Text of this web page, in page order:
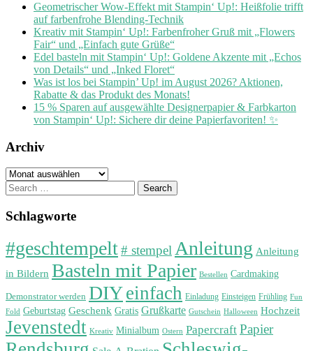
Geometrischer Wow-Effekt mit Stampin‘ Up!: Heißfolie trifft
auf farbenfrohe Blending-Technik
Kreativ mit Stampin‘ Up!: Farbenfroher Gruß mit „Flowers
Fair“ und „Einfach gute Grüße“
Edel basteln mit Stampin‘ Up!: Goldene Akzente mit „Echos
von Details“ und „Inked Floret“
Was ist los bei Stampin’ Up! im August 2026? Aktionen,
Rabatte & das Produkt des Monats!
15 % Sparen auf ausgewählte Designerpapier & Farbkarton
von Stampin‘ Up!: Sichere dir deine Papierfavoriten! ✨
Archiv
Archiv
Search
for:
Schlagworte
#geschtempelt# stempel Anleitung Anleitung
in Bildern Basteln mit Papier Bestellen Cardmaking
Demonstrator werden DIYeinfach Einladung Einsteigen Frühling Fun
Fold Geburtstag Geschenk Gratis Grußkarte Gutschein Halloween Hochzeit
Jevenstedt Kreativ Minialbum Ostern Papercraft Papier